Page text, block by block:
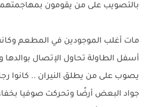
بالتصويب على من يقومون
مات أغلب الموجودين في المطعم
أسفل الطاولة تحاول الإتصال بوالدها
يصوب على من يطلق النيران .. كانوا
جواد البعض أرضًا وتحركت صوفيا